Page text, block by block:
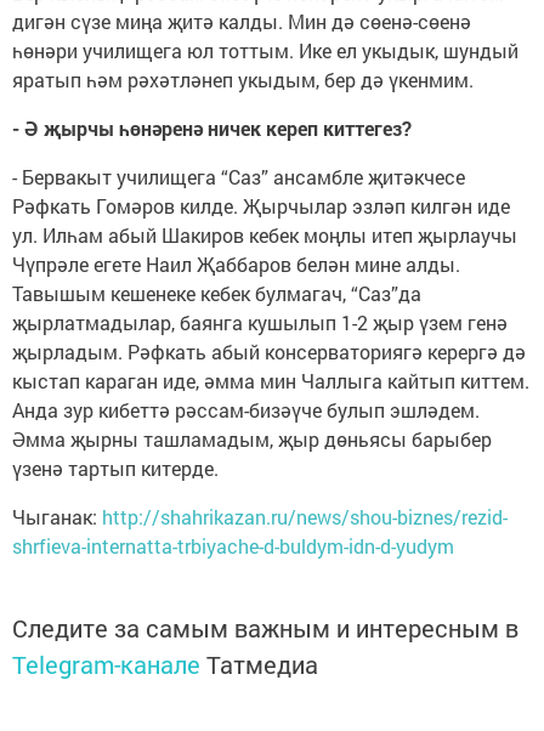
дигән сүзе миңа җитә калды. Мин дә сөенә-сөенә
һөнәри училищега юл тоттым. Ике ел укыдык, шундый
яратып һәм рәхәтләнеп укыдым, бер дә үкенмим.
- Ә җырчы һөнәренә ничек кереп киттегез?
- Бервакыт училищега “Саз” ансамбле җитәкчесе
Рәфкать Гомәров килде. Җырчылар эзләп килгән иде
ул. Илһам абый Шакиров кебек моңлы итеп җырлаучы
Чүпрәле егете Наил Җаббаров белән мине алды.
Тавышым кешенеке кебек булмагач, “Саз”да
җырлатмадылар, баянга кушылып 1-2 җыр үзем генә
җырладым. Рәфкать абый консерваториягә керергә дә
кыстап караган иде, әмма мин Чаллыга кайтып киттем.
Анда зур кибеттә рәссам-бизәүче булып эшләдем.
Әмма җырны ташламадым, җыр дөньясы барыбер
үзенә тартып китерде.
Чыганак: http://shahrikazan.ru/news/shou-biznes/rezid-
shrfieva-internatta-trbiyache-d-buldym-idn-d-yudym
Следите за самым важным и интересным в
Telegram-канале Татмедиа